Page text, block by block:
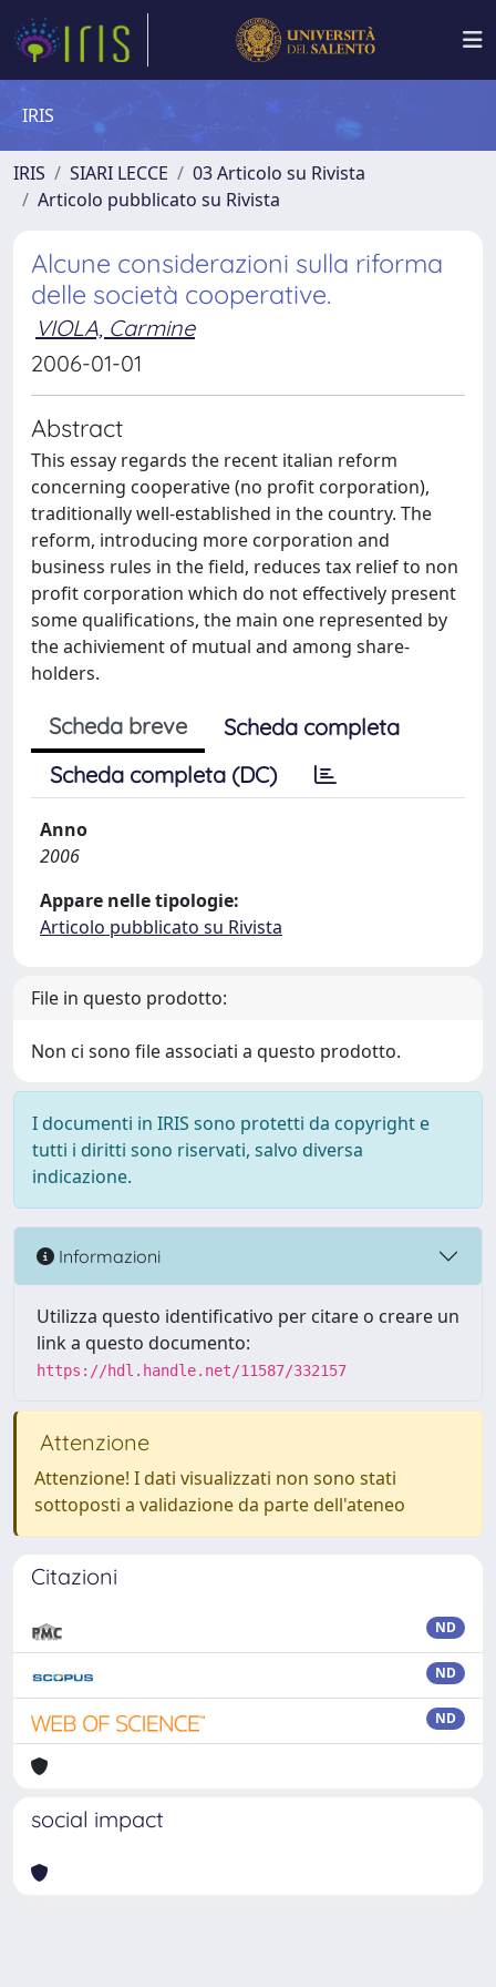
IRIS
IRIS SIARI LECCE
03 Articolo su Rivista
Articolo pubblicato su Rivista
Alcune considerazioni sulla riforma
delle società cooperative.
VIOLA, Carmine
2006-01-01
Abstract
This essay regards the recent italian reform
concerning cooperative (no profit corporation),
traditionally well-established in the country. The
reform, introducing more corporation and
business rules in the field, reduces tax relief to non
profit corporation which do not effectively present
some qualifications, the main one represented by
the achiviement of mutual and among share-
holders.
Scheda breve
Scheda completa
Scheda completa (DC)
Anno
2006
Appare nelle tipologie:
Articolo pubblicato su Rivista
File in questo prodotto:
Non ci sono file associati a questo prodotto.
I documenti in IRIS sono protetti da copyright e
tutti i diritti sono riservati, salvo diversa
indicazione.
Informazioni
Utilizza questo identificativo per citare o creare un
link a questo documento:
https://hdl.handle.net/11587/332157
Attenzione
Attenzione! I dati visualizzati non sono stati
sottoposti a validazione da parte dell'ateneo
Citazioni
ND
ND
ND
social impact